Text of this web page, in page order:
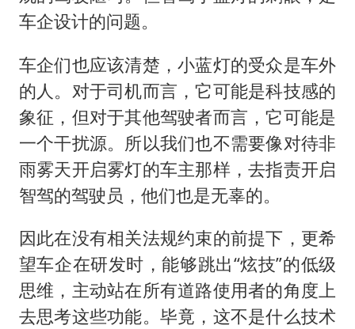
车企设计的问题。
车企们也应该清楚，小蓝灯的受众是车外
的人。对于司机而言，它可能是科技感的
象征，但对于其他驾驶者而言，它可能是
一个干扰源。所以我们也不需要像对待非
雨雾天开启雾灯的车主那样，去指责开启
智驾的驾驶员，他们也是无辜的。
因此在没有相关法规约束的前提下，更希
望车企在研发时，能够跳出“炫技”的低级
思维，主动站在所有道路使用者的角度上
去思考这些功能。毕竟，这不是什么技术